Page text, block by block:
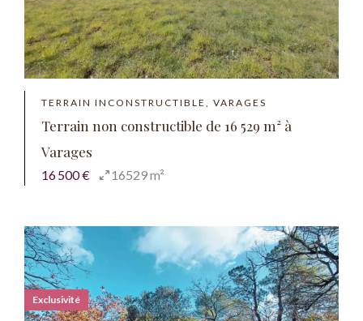
TERRAIN INCONSTRUCTIBLE, VARAGES
Terrain non constructible de 16 529 m² à
Varages
16 500 € 16529 m²
Exclusivité